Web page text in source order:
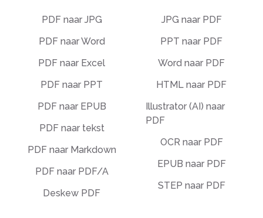
PDF naar JPG
PDF naar Word
PDF naar Excel
PDF naar PPT
PDF naar EPUB
PDF naar tekst
PDF naar Markdown
PDF naar PDF/A
Deskew PDF
JPG naar PDF
PPT naar PDF
Word naar PDF
HTML naar PDF
Illustrator (AI) naar
PDF
OCR naar PDF
EPUB naar PDF
STEP naar PDF